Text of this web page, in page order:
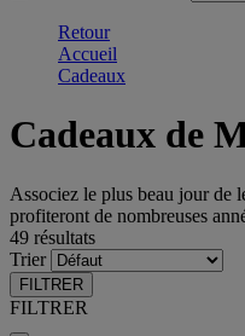
Retour
Accueil
Cadeaux
Cadeaux de
Associez le plus beau jour de
profiteront de nombreuses
49 résultats
Trier
FILTRER
FILTRER